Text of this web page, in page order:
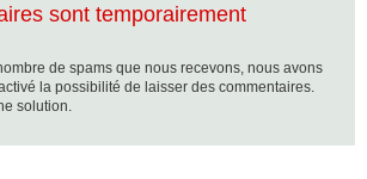
sont temporairement
de spams que nous recevons, nous avons
la possibilité de laisser des commentaires.
solution.